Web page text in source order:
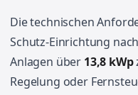
Die technischen
Schutz-Einrichtung
Anlagen über 13,8 kWp
Regelung oder